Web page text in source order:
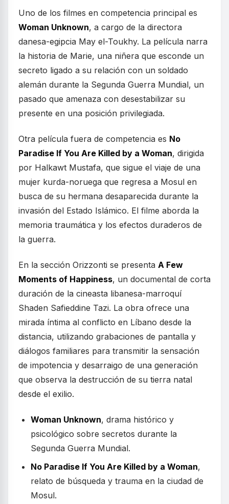
Uno de los filmes en competencia principal es
Woman Unknown, a cargo de la directora
danesa-egipcia May el-Toukhy. La película narra
la historia de Marie, una niñera que esconde un
secreto ligado a su relación con un soldado
alemán durante la Segunda Guerra Mundial, un
pasado que amenaza con desestabilizar su
presente en una posición privilegiada.
Otra película fuera de competencia es No
Paradise If You Are Killed by a Woman, dirigida
por Halkawt Mustafa, que sigue el viaje de una
mujer kurda-noruega que regresa a Mosul en
busca de su hermana desaparecida durante la
invasión del Estado Islámico. El filme aborda la
memoria traumática y los efectos duraderos de
la guerra.
En la sección Orizzonti se presenta A Few
Moments of Happiness, un documental de corta
duración de la cineasta libanesa-marroquí
Shaden Safieddine Tazi. La obra ofrece una
mirada íntima al conflicto en Líbano desde la
distancia, utilizando grabaciones de pantalla y
diálogos familiares para transmitir la sensación
de impotencia y desarraigo de una generación
que observa la destrucción de su tierra natal
desde el exilio.
Woman Unknown, drama histórico y
psicológico sobre secretos durante la
Segunda Guerra Mundial.
No Paradise If You Are Killed by a Woman,
relato de búsqueda y trauma en la ciudad de
Mosul.